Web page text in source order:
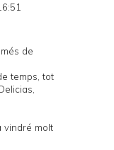
de
temps, tot
vindré molt